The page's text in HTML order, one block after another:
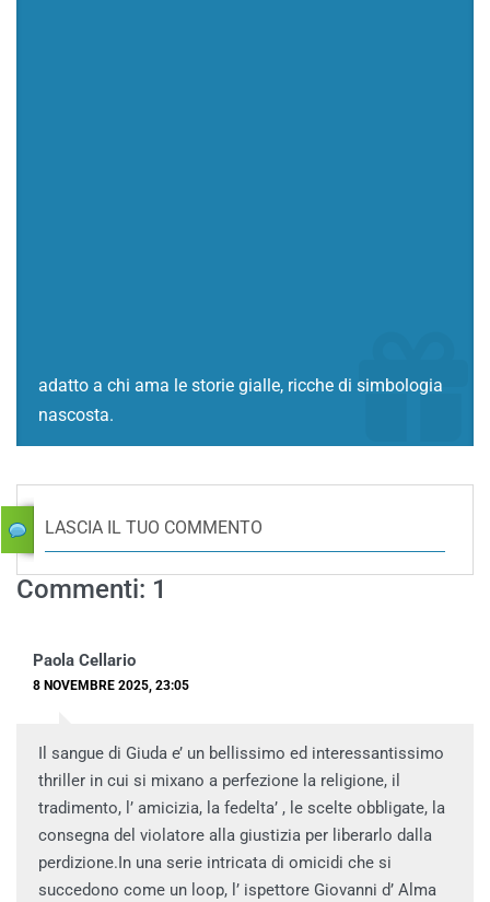
adatto a chi ama le storie gialle, ricche di simbologia
nascosta.
LASCIA IL TUO COMMENTO
Commenti: 1
Paola Cellario
8 NOVEMBRE 2025, 23:05
Il sangue di Giuda e’ un bellissimo ed interessantissimo
thriller in cui si mixano a perfezione la religione, il
tradimento, l’ amicizia, la fedelta’ , le scelte obbligate, la
consegna del violatore alla giustizia per liberarlo dalla
perdizione.In una serie intricata di omicidi che si
succedono come un loop, l’ ispettore Giovanni d’ Alma